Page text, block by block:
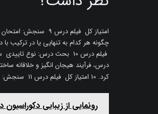
درس، فرآیند هیجان انگیز و خلاقانه
کرد. 10 امتیاز کل فیلم درس 11 سنجش: امتحان درس 11.
رونمایی از زیبایی